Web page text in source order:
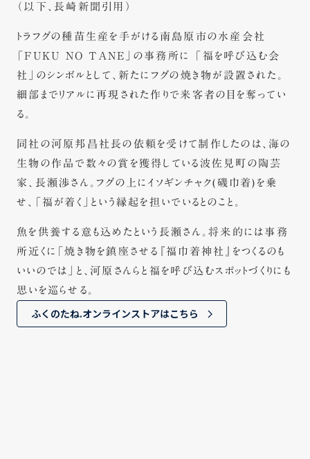
（以下、長崎新聞引用）
トラフグの種苗生産を手がける南島原市の水産会社
「FUKU NO TANE」の事務所に 「福を呼び込む会
社」のシンボルとして、新たにフグの焼き物が設置された。
細部までリアルに再現された作りで来客者の目を奪ってい
る。
同社の河原邦昌社長の依頼を受けて制作したのは、海の
生物の作品で数々の賞を獲得している波佐見町の陶芸
家、長瀬渉さん。フグの上にイソギンチャク(磯巾着)を乗
せ、「福が着く」という縁起を担いでいるとのこと。
魚を供養する意も込めたという長瀬さん。将来的には事務
所近くに「焼き物を鎮座させる『福巾着神社』をつくるのも
いいのでは」と、河原さんらと福を呼び込むスポットづくりにも
思いを巡らせる。
ふくのたね.オンラインストアはこちら